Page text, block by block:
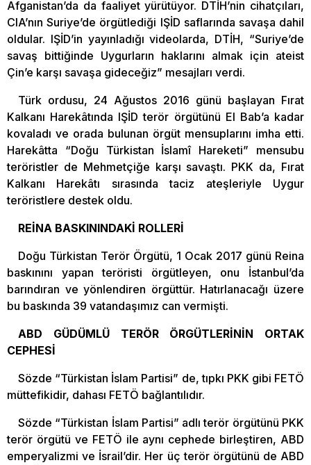
Afganistan’da da faaliyet yürütüyor. DTİH’nin cihatçıları,
CIA’nın Suriye’de örgütlediği IŞİD saflarında savaşa dahil
oldular. IŞİD’in yayınladığı videolarda, DTİH, “Suriye’de
savaş bittiğinde Uygurların haklarını almak için ateist
Çin’e karşı savaşa gideceğiz” mesajları verdi.
Türk ordusu, 24 Ağustos 2016 günü başlayan Fırat
Kalkanı Harekâtında IŞİD terör örgütünü El Bab’a kadar
kovaladı ve orada bulunan örgüt mensuplarını imha etti.
Harekâtta “Doğu Türkistan İslamî Hareketi” mensubu
teröristler de Mehmetçiğe karşı savaştı. PKK da, Fırat
Kalkanı Harekâtı sırasında taciz ateşleriyle Uygur
teröristlere destek oldu.
REİNA BASKININDAKİ ROLLERİ
Doğu Türkistan Terör Örgütü, 1 Ocak 2017 günü Reina
baskınını yapan teröristi örgütleyen, onu İstanbul’da
barındıran ve yönlendiren örgüttür. Hatırlanacağı üzere
bu baskında 39 vatandaşımız can vermişti.
ABD GÜDÜMLÜ TERÖR ÖRGÜTLERİNİN ORTAK
CEPHESİ
Sözde “Türkistan İslam Partisi” de, tıpkı PKK gibi FETÖ
müttefikidir, dahası FETÖ bağlantılıdır.
Sözde “Türkistan İslam Partisi” adlı terör örgütünü PKK
terör örgütü ve FETÖ ile aynı cephede birleştiren, ABD
emperyalizmi ve İsrail’dir. Her üç terör örgütünü de ABD